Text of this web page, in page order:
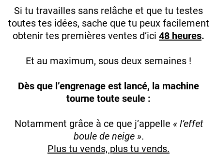
Si tu travailles sans relâche et que tu testes
toutes tes idées, sache que tu peux facilement
obtenir tes premières ventes d’ici 48 heures.
Et au maximum, sous deux semaines !
Dès que l’engrenage est lancé, la machine
tourne toute seule :
Notamment grâce à ce que j’appelle « l’effet
boule de neige ».
Plus tu vends, plus tu vends.